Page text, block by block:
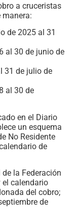
a cruceristas
manera:
de 2025 al 31
al 30 de junio de
31 de julio de
al 30 de
en el Diario
un esquema
No Residente
de
la Federación
el calendario
del cobro;
de